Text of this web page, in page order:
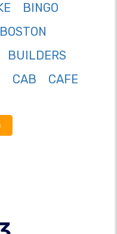
BINGO
BOSTON
BUILDERS
CAB
CAFE